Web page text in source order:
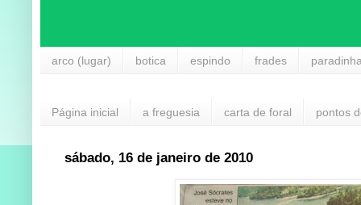
arco (lugar) botica espindo frades
Página inicial a freguesia carta de foral pontos
sábado, 16 de janeiro de 2010